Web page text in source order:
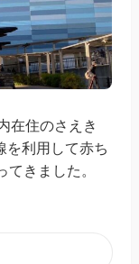
在住のさえき
を利用して赤ち
きました。